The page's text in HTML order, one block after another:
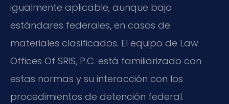
igualmente aplicable, aunque bajo
estándares federales, en casos de
materiales clasificados. El equipo de Law
Offices Of SRIS, P.C. está familiarizado con
estas normas y su interacción con los
procedimientos de detención federal.